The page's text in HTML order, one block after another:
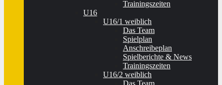
Trainingszeiten
U16
U16/1 weiblich
Das Team
Spielplan
Anschreibeplan
Spielberichte & News
Trainingszeiten
U16/2 weiblich
Das Team